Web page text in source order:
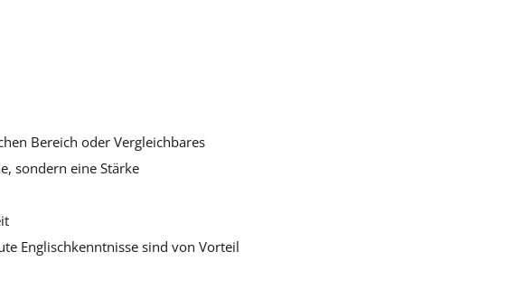
Bereich oder Vergleichbares
sondern eine Stärke
Englischkenntnisse sind von Vorteil